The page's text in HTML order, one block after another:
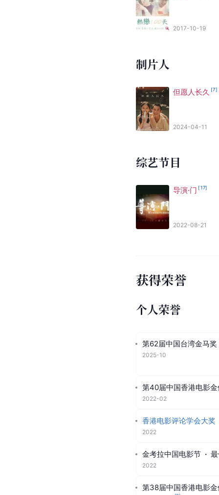
2017-10-19
制片人
但愿人长久 [7]
2024-04-11
综艺节目
导演·门 [17]
2022-08-21
获得荣誉
个人荣誉
第62届中国台湾金马奖
2025-10
第40届中国香港电影
2022-02
香港电影评论学会大奖
2022
金考拉中国电影节 ·
2022
第38届中国香港电影